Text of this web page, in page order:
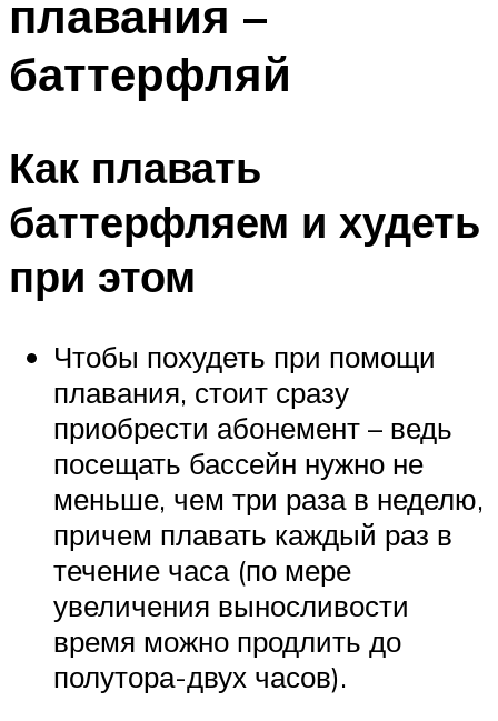
плавания –
баттерфляй
Как плавать
баттерфляем и худеть
при этом
Чтобы похудеть при помощи
плавания, стоит сразу
приобрести абонемент – ведь
посещать бассейн нужно не
меньше, чем три раза в неделю,
причем плавать каждый раз в
течение часа (по мере
увеличения выносливости
время можно продлить до
полутора-двух часов).